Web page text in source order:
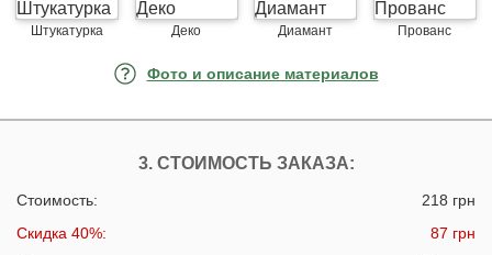
Штукатурка Деко Диамант Прованс
Фото и описание материалов
3. СТОИМОСТЬ ЗАКАЗА:
Стоимость:
218 грн
Скидка 40%:
87 грн